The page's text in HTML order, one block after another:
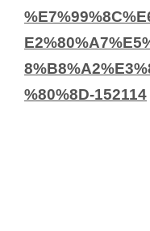
%80%8D-152114